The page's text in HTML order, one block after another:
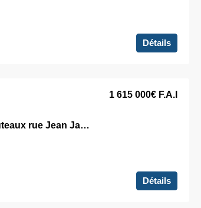
Détails
Appartement 4 pièces à Puteaux rue Jean Jaurès
1 615 000€ F.A.I
Détails